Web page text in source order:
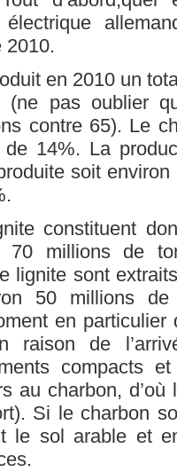
2010.
en 2010 un
(ne pas oublier
contre 65). Le
14%. La
soit
constituent
70 millions de
lignite sont
50 millions
en
de
compacts
au charbon,
Si le charbon
le sol arable et